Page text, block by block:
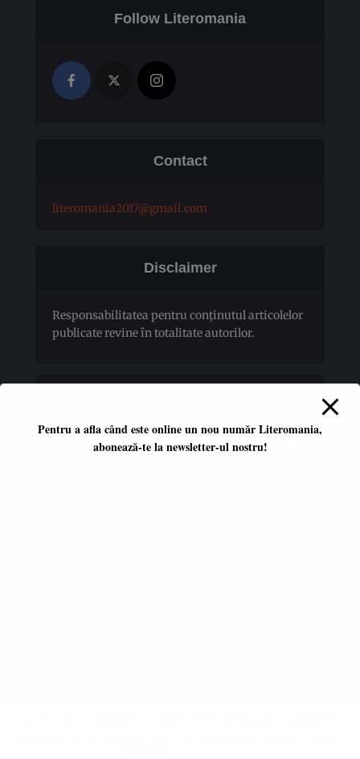
Follow Literomania
Contact
literomania2017@gmail.com
Disclaimer
Responsabilitatea pentru conţinutul articolelor
publicate revine în totalitate autorilor.
Pentru a afla când este online un nou număr Literomania,
abonează-te la newsletter-ul nostru!